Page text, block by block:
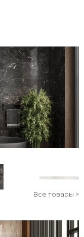
Все товары >